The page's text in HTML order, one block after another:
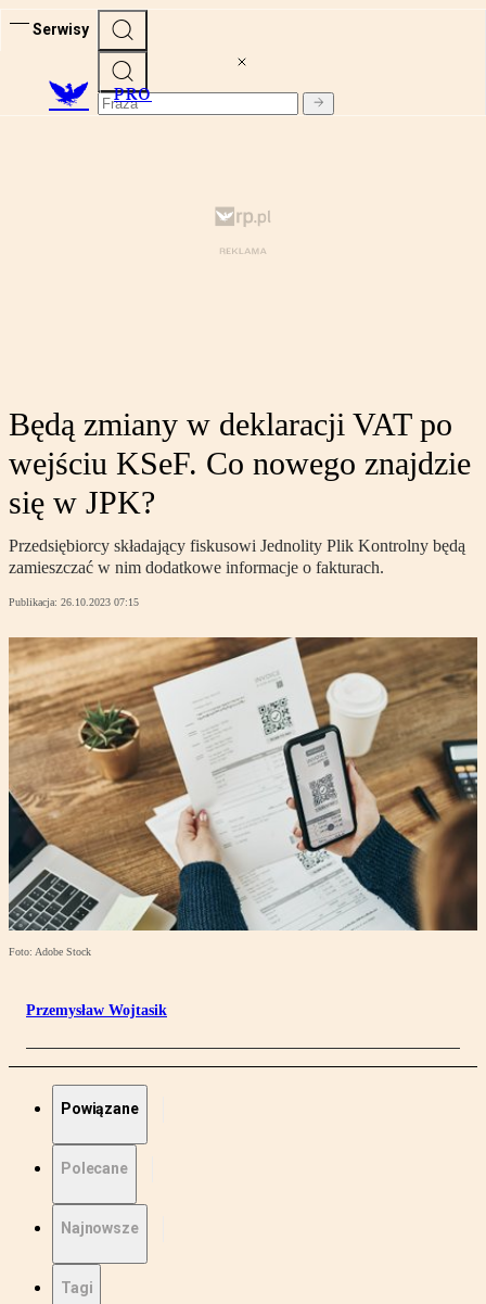
Serwisy
PRO
Będą zmiany w deklaracji VAT po
wejściu KSeF. Co nowego znajdzie
się w JPK?
Przedsiębiorcy składający fiskusowi Jednolity Plik Kontrolny będą
zamieszczać w nim dodatkowe informacje o fakturach.
Publikacja: 26.10.2023 07:15
Foto: Adobe Stock
Przemysław Wojtasik
Powiązane
Polecane
Najnowsze
Tagi